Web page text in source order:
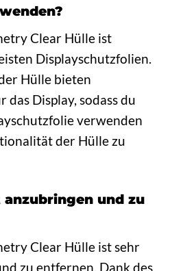
Clear Hülle ist
Displayschutzfolien.
Hülle bieten
das Display, sodass du
verwenden
der Hülle zu
und zu
Clear Hülle ist sehr
zu entfernen. Dank des